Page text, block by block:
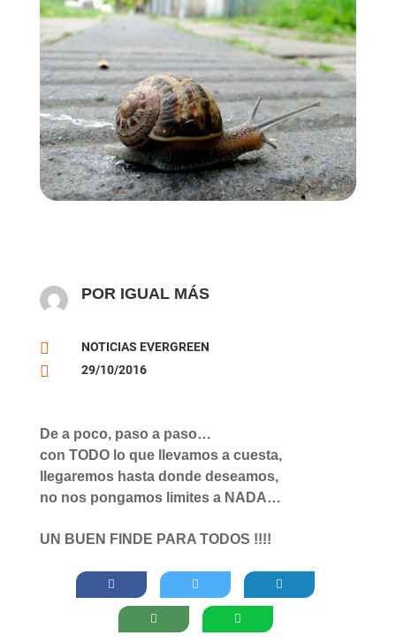
POR IGUAL MÁS
 NOTICIAS EVERGREEN
 29/10/2016
De a poco, paso a paso…
con TODO lo que llevamos a cuesta,
llegaremos hasta donde deseamos,
no nos pongamos limites a NADA…
UN BUEN FINDE PARA TODOS !!!!